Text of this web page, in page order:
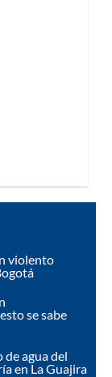
violento
se sabe
agua del
en La Guajira